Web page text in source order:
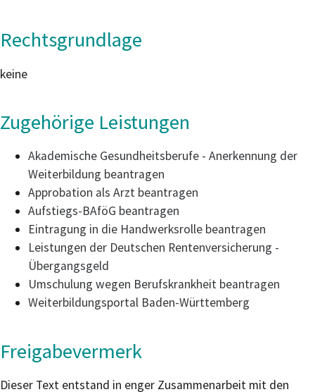
Rechtsgrundlage
keine
Zugehörige Leistungen
Akademische Gesundheitsberufe - Anerkennung der
Weiterbildung beantragen
Approbation als Arzt beantragen
Aufstiegs-BAföG beantragen
Eintragung in die Handwerksrolle beantragen
Leistungen der Deutschen Rentenversicherung -
Übergangsgeld
Umschulung wegen Berufskrankheit beantragen
Weiterbildungsportal Baden-Württemberg
Freigabevermerk
Dieser Text entstand in enger Zusammenarbeit mit den